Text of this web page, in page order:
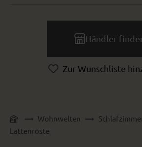
Händler
Zur Wunschliste
Wohnwelten
Lattenroste